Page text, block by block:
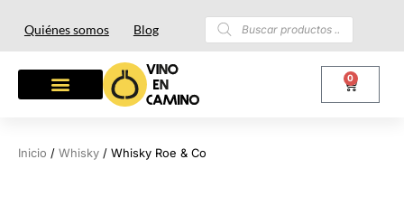
Quiénes somos Blog
0
Inicio / Whisky / Whisky Roe & Co